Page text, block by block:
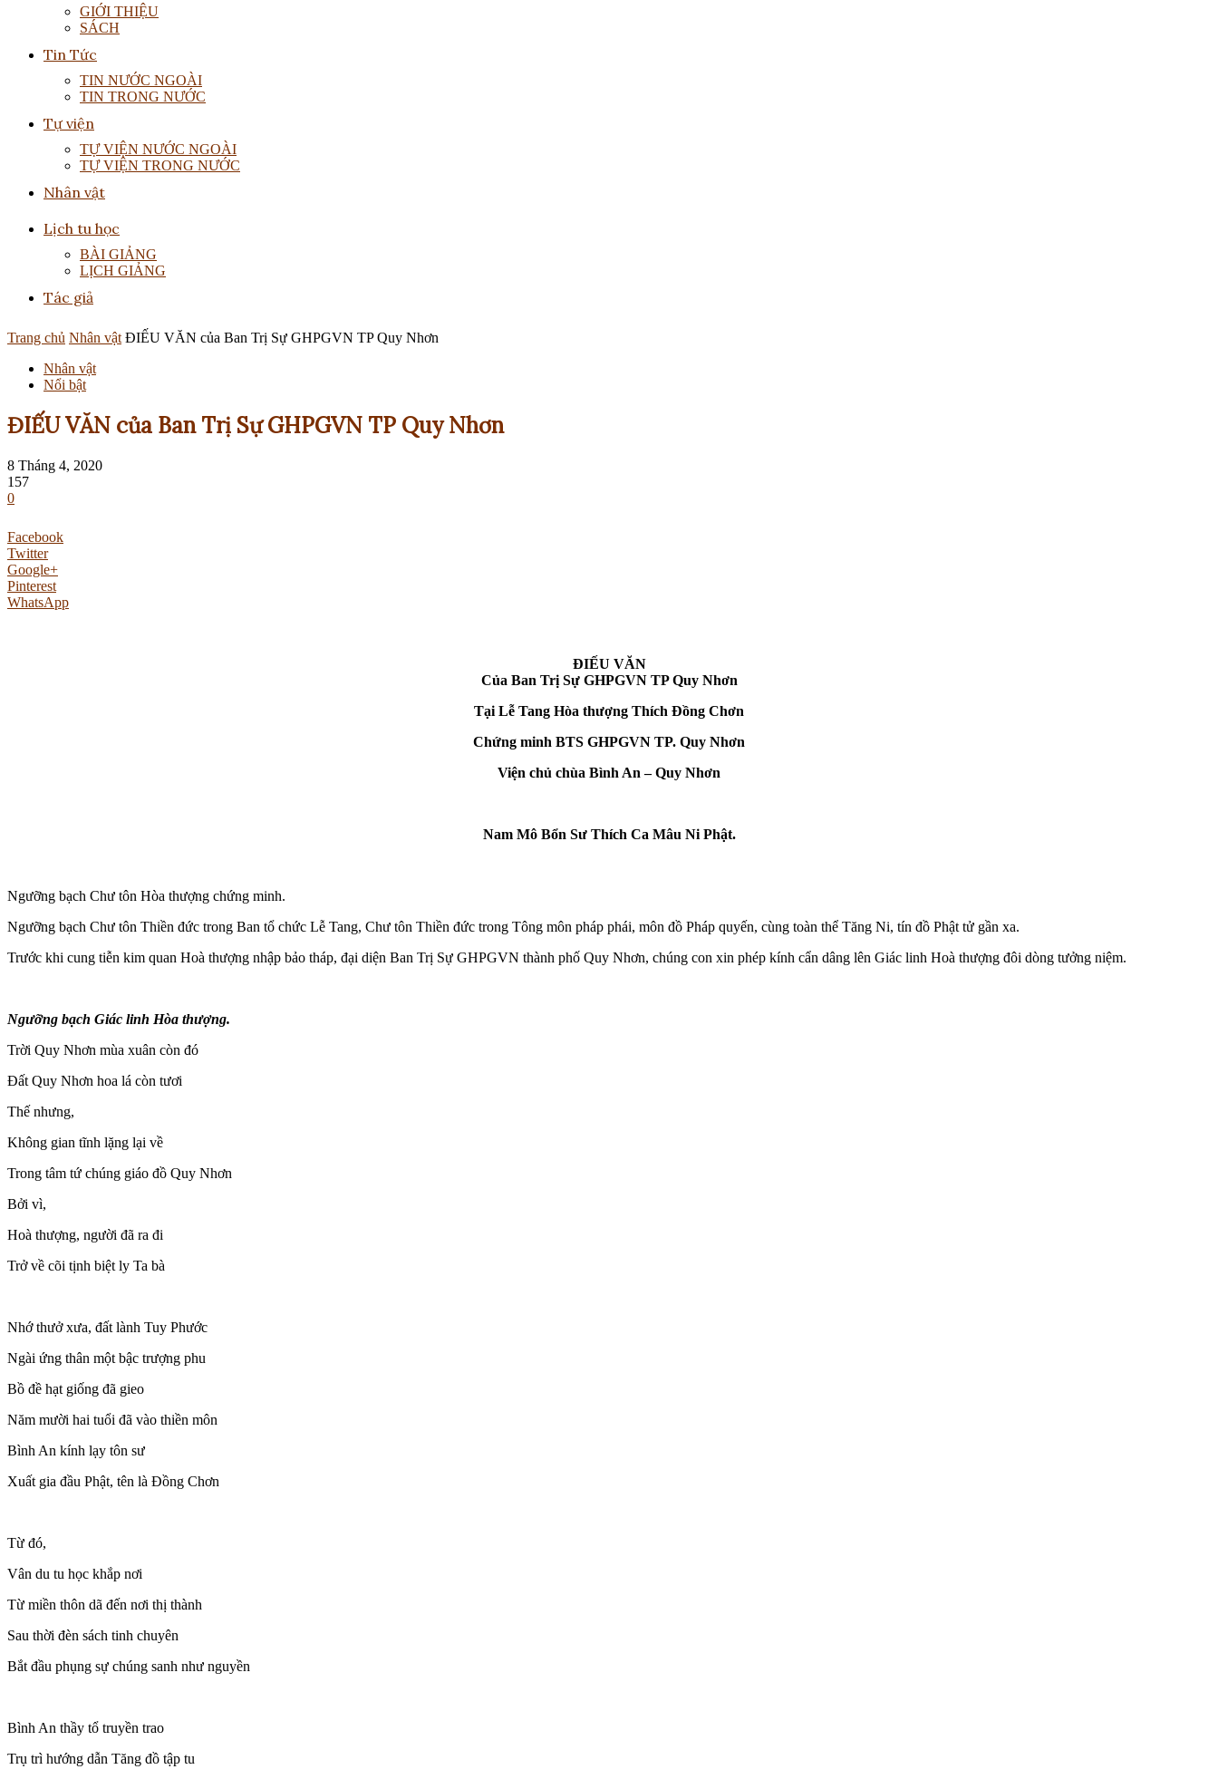
GIỚI THIỆU
SÁCH
Tin Tức
TIN NƯỚC NGOÀI
TIN TRONG NƯỚC
Tự viện
TỰ VIỆN NƯỚC NGOÀI
TỰ VIỆN TRONG NƯỚC
Nhân vật
Lịch tu học
BÀI GIẢNG
LỊCH GIẢNG
Tác giả
Trang chủ Nhân vật ĐIẾU VĂN của Ban Trị Sự GHPGVN TP Quy Nhơn
Nhân vật
Nổi bật
ĐIẾU VĂN của Ban Trị Sự GHPGVN TP Quy Nhơn
8 Tháng 4, 2020
157
0
Facebook
Twitter
Google+
Pinterest
WhatsApp
ĐIẾU VĂN
Của Ban Trị Sự GHPGVN TP Quy Nhơn
Tại Lễ Tang Hòa thượng Thích Đồng Chơn
Chứng minh BTS GHPGVN TP. Quy Nhơn
Viện chủ chùa Bình An – Quy Nhơn
Nam Mô Bổn Sư Thích Ca Mâu Ni Phật.
Ngưỡng bạch Chư tôn Hòa thượng chứng minh.
Ngưỡng bạch Chư tôn Thiền đức trong Ban tổ chức Lễ Tang, Chư tôn Thiền đức trong Tông môn pháp phái, môn đồ Pháp quyến, cùng toàn thể Tăng Ni, tín đồ Phật tử gần xa.
Trước khi cung tiễn kim quan Hoà thượng nhập bảo tháp, đại diện Ban Trị Sự GHPGVN thành phố Quy Nhơn, chúng con xin phép kính cẩn dâng lên Giác linh Hoà thượng đôi dòng tưởng niệm.
Ngưỡng bạch Giác linh Hòa thượng.
Trời Quy Nhơn mùa xuân còn đó
Đất Quy Nhơn hoa lá còn tươi
Thế nhưng,
Không gian tĩnh lặng lại về
Trong tâm tứ chúng giáo đồ Quy Nhơn
Bởi vì,
Hoà thượng, người đã ra đi
Trở về cõi tịnh biệt ly Ta bà
Nhớ thưở xưa, đất lành Tuy Phước
Ngài ứng thân một bậc trượng phu
Bồ đề hạt giống đã gieo
Năm mười hai tuổi đã vào thiền môn
Bình An kính lạy tôn sư
Xuất gia đầu Phật, tên là Đồng Chơn
Từ đó,
Vân du tu học khắp nơi
Từ miền thôn dã đến nơi thị thành
Sau thời đèn sách tinh chuyên
Bắt đầu phụng sự chúng sanh như nguyền
Bình An thầy tổ truyền trao
Trụ trì hướng dẫn Tăng đồ tập tu